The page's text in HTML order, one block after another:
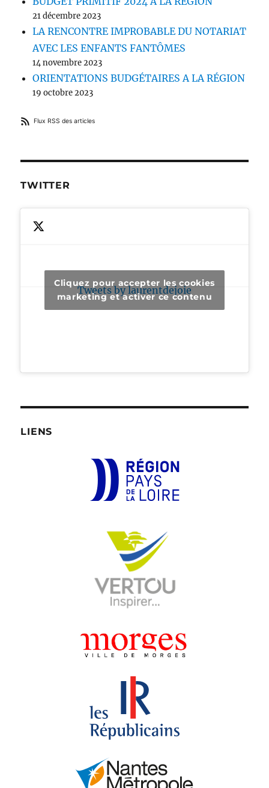
21 décembre 2023
LA RENCONTRE IMPROBABLE DU NOTARIAT
AVEC LES ENFANTS FANTÔMES
14 novembre 2023
ORIENTATIONS BUDGÉTAIRES A LA RÉGION
19 octobre 2023
Flux RSS des articles
TWITTER
Tweets by laurentdejoie
Cliquez pour accepter les cookies
marketing et activer ce contenu
LIENS